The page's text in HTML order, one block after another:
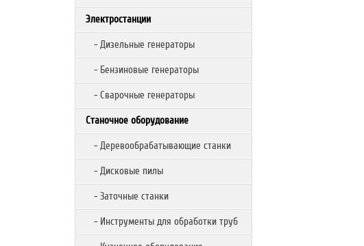
Электростанции
- Дизельные генераторы
- Бензиновые генераторы
- Сварочные генераторы
Станочное оборудование
- Деревообрабатывающие станки
- Дисковые пилы
- Заточные станки
- Инструменты для обработки труб